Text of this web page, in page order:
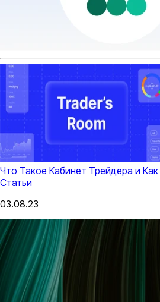
Что Такое Кабинет Трейдера и
Статьи
03.08.23